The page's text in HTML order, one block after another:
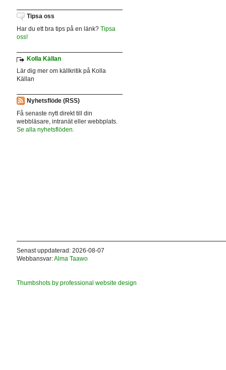
Tipsa oss
Har du ett bra tips på en länk? Tipsa
oss!
Kolla Källan
Lär dig mer om källkritik på Kolla
Källan
Nyhetsflöde (RSS)
Få senaste nytt direkt till din
webbläsare, intranät eller webbplats.
Se alla nyhetsflöden.
Senast uppdaterad: 2026-08-07
Webbansvar:Alma Taawo
Thumbshots by professional website design